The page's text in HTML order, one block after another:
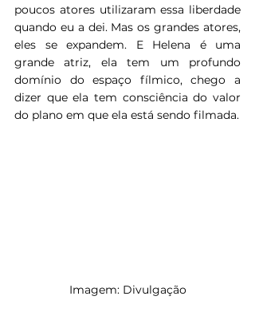
poucos atores utilizaram essa liberdade
quando eu a dei. Mas os grandes atores,
eles se expandem. E Helena é uma
grande atriz, ela tem um profundo
domínio do espaço fílmico, chego a
dizer que ela tem consciência do valor
do plano em que ela está sendo filmada.
Imagem: Divulgação